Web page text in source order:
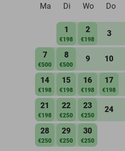
Ma
Di Wo Do
1
€198
2
€198
3
7
€500
8
€500
9 10
14
€198
15
€198
16
€198
17
€198
21
€198
22
€250
23
€250
24
28
€250
29
€250
30
€250